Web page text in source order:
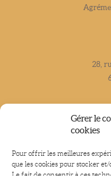
Gérer le
cookies
Pour offrir les meilleures
que les cookies pour stocker
28,
Tél
Email :